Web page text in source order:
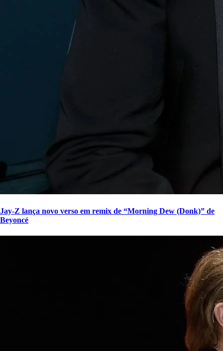
Jay-Z lança novo verso em remix de “Morning Dew (Donk)” de
Beyoncé